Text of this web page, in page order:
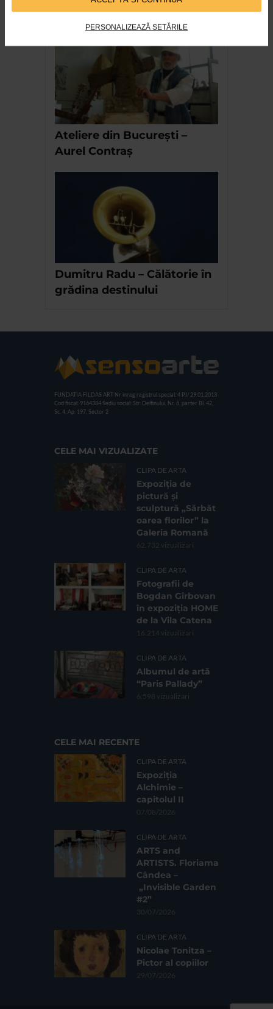
PERSONALIZEAZĂ SETĂRILE
Desene de Sorin Ilfoveanu
Ateliere din București –
Aurel Contraș
Dumitru Radu – Călătorie în
grădina destinului
FUNDATIA FILDAS ART Nr inreg registrul special: 4 PJ/ 29.01.2013
Cod fiscal: 9164384 Sediu social: Str. Delfinului, Nr. 6, parter Bl. 42,
Sc. 4, Ap. 197, Sector 2
CELE MAI VIZUALIZATE
CLIPA DE ARTA
Expoziția de
pictură și
sculptură „Sărbăt
oarea florilor” la
Galeria Romană
62.732 vizualizari
CLIPA DE ARTA
Fotografii de
Bogdan Gîrbovan
în expoziția HOME
de la Vila Catena
16.214 vizualizari
CLIPA DE ARTA
Albumul de artă
“Paris Pallady”
6.598 vizualizari
CELE MAI RECENTE
CLIPA DE ARTA
Expoziția
Alchimie –
capitolul II
07/08/2026
CLIPA DE ARTA
ARTS and
ARTISTS. Floriama
Cândea –
„Invisible Garden
#2”
30/07/2026
CLIPA DE ARTA
Nicolae Tonitza –
Pictor al copiilor
29/07/2026